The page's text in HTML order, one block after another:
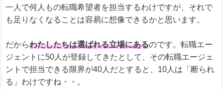
一人で何人もの転職希望者を担当するわけですが、それで
も足りなくなることは容易に想像できるかと思います。
だからわたしたちは選ばれる立場にあるのです。転職エー
ジェントに50人が登録してきたとして、その転職エージェ
ントで担当できる限界が40人だとすると、10人は「断られ
る」わけですね・・。